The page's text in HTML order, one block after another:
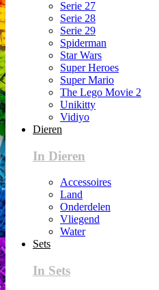
Serie 27
Serie 28
Serie 29
Spiderman
Star Wars
Super Heroes
Super Mario
The Lego Movie 2
Unikitty
Vidiyo
Dieren
In Dieren
Accessoires
Land
Onderdelen
Vliegend
Water
Sets
In Sets